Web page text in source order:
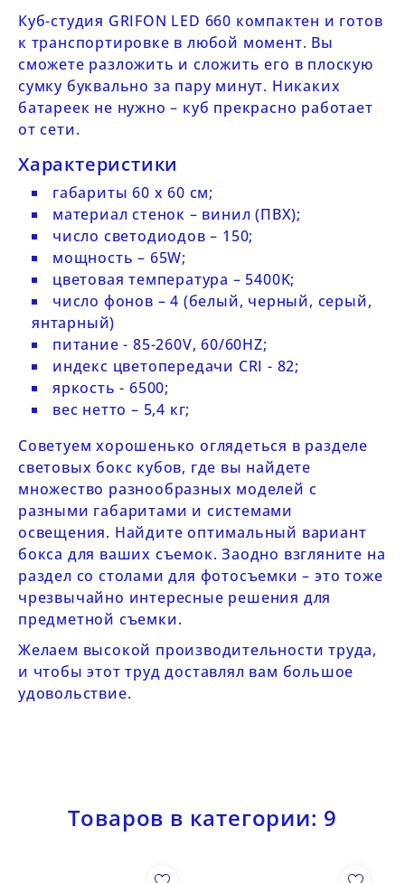
Куб-студия GRIFON LED 660 компактен и готов
к транспортировке в любой момент. Вы
сможете разложить и сложить его в плоскую
сумку буквально за пару минут. Никаких
батареек не нужно – куб прекрасно работает
от сети.
Характеристики
габариты 60 х 60 см;
материал стенок – винил (ПВХ);
число светодиодов – 150;
мощность – 65W;
цветовая температура – 5400K;
число фонов – 4 (белый, черный, серый,
янтарный)
питание - 85-260V, 60/60HZ;
индекс цветопередачи CRI - 82;
яркость - 6500;
вес нетто – 5,4 кг;
Советуем хорошенько оглядеться в разделе
световых бокс кубов, где вы найдете
множество разнообразных моделей с
разными габаритами и системами
освещения. Найдите оптимальный вариант
бокса для ваших съемок. Заодно взгляните на
раздел со столами для фотосъемки – это тоже
чрезвычайно интересные решения для
предметной съемки.
Желаем высокой производительности труда,
и чтобы этот труд доставлял вам большое
удовольствие.
Товаров в категории: 9